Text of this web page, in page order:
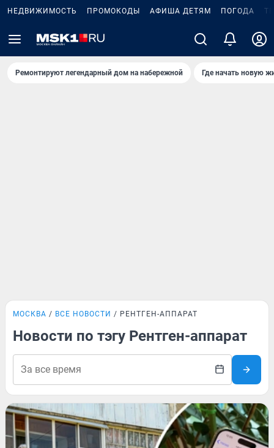
НЕДВИЖИМОСТЬ ПРОМОКОДЫ АФИША ДЕТЯМ ПОГОДА
Ремонтируют легендарный дом на набережной Где начать новую
МОСКВА ВСЕ НОВОСТИ РЕНТГЕН-АППАРАТ
Новости по тэгу Рентген-аппарат